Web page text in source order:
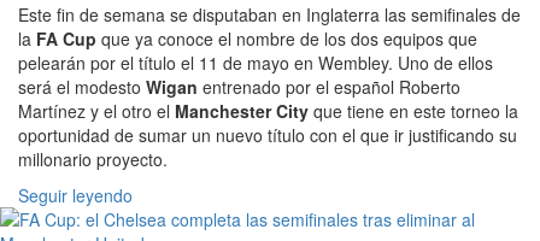
Este fin de semana se disputaban en Inglaterra las semifinales de
la FA Cup que ya conoce el nombre de los dos equipos que
pelearán por el título el 11 de mayo en Wembley. Uno de ellos
será el modesto Wigan entrenado por el español Roberto
Martínez y el otro el Manchester City que tiene en este torneo la
oportunidad de sumar un nuevo título con el que ir justificando su
millonario proyecto.
Seguir leyendo